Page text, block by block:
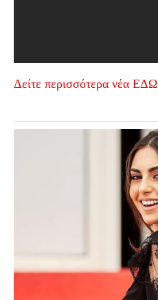
Δείτε περισσότερα νέα ΕΔΩ